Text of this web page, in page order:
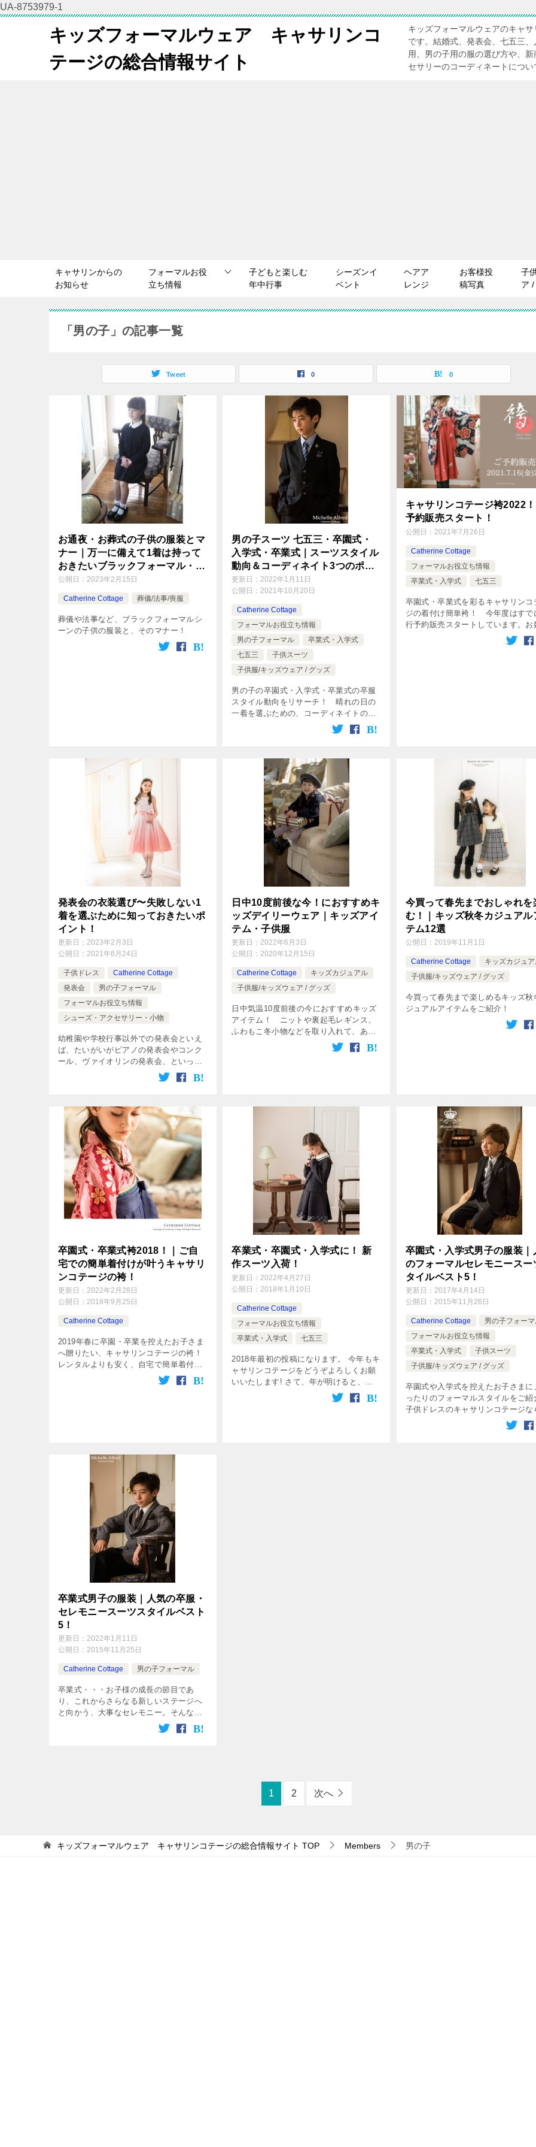
UA-8753979-1
キッズフォーマルウェア キャサリンコ
テージの総合情報サイト
キッズフォーマルウェアのキャ
です。結婚式、発表会、七五三
用、男の子用の服の選び方や、
セサリーのコーディネートにつ
キャサリンからの
お知らせ
フォーマルお役
立ち情報
子どもと楽しむ
年中行事
シーズンイ
ベント
ヘアア
レンジ
お客様投
稿写真
子
ア
「男の子」の記事一覧
Tweet 0 0
お通夜・お葬式の子供の服装とマ
ナー｜万一に備えて1着は持って
おきたいブラックフォーマル・喪
服！
公開日： 2023年2月15日
Catherine Cottage 葬儀/法事/喪服
葬儀や法事など、ブラックフォーマルシ
ーンの子供の服装と、そのマナー！
男の子スーツ 七五三・卒園式・
入学式・卒業式｜スーツスタイル
動向＆コーディネイト3つのポイ
ント
更新日：2022年1月11日
公開日：2021年10月20日
Catherine Cottage
フォーマルお役立ち情報
男の子フォーマル
卒業式・入学式
七五三
子供スーツ
子供服/キッズウェア / グッズ
男の子の卒園式・入学式・卒業式の卒服
スタイル動向をリサーチ！ 晴れの日の
一着を選ぶための、コーディネイトのポ
イントもお教えいたします。大切な一日
はぜひ理想を叶える完璧なコーディネイ
キャサリンコテージ袴2022！
予約販売スタート！
公開日： 2021年7月26日
Catherine Cottage
フォーマルお役立ち情報
卒業式・入学式
七五三
卒園式・卒業式を彩るキャサリンコ
ジの着付け簡単袴！ 今年度はすで
行予約販売スタートしています。お
の色柄を、先行販売割引でお得に確
発表会の衣装選び〜失敗しない1
着を選ぶために知っておきたいポ
イント！
更新日： 2023年2月3日
公開日： 2021年6月24日
子供ドレス
Catherine Cottage
発表会
男の子フォーマル
フォーマルお役立ち情報
シューズ・アクセサリー・小物
幼稚園や学校行事以外での発表会といえ
ば、たいがいがピアノの発表会やコンク
ール、ヴァイオリンの発表会、といった
ところでしょう。ここでは、演奏の発表
会においてステージ映えする、失敗しな
す。 […]
日中10度前後な今！におすすめキ
ッズデイリーウェア｜キッズアイ
テム・子供服
更新日：2022年6月3日
公開日：2020年12月15日
Catherine Cottage
キッズカジュアル
子供服/キッズウェア / グッズ
日中気温10度前後の今におすすめキッズ
アイテム！ ニットや裏起毛レギンス、
ふわもこ冬小物などを取り入れて、あた
たかさもかわいらしさも欲張って。
今買って春先までおしゃれを
む！｜キッズ秋冬カジュアル
テム12選
公開日： 2019年11月1日
Catherine Cottage
キッズカジュア
子供服/キッズウェア / グッズ
今買って春先まで楽しめるキッズ秋
ジュアルアイテムをご紹介！
卒園式・卒業式袴2018！｜ご自
宅での簡単着付けが叶うキャサリ
ンコテージの袴！
更新日： 2022年2月28日
公開日： 2018年9月25日
Catherine Cottage
2019年春に卒園・卒業を控えたお子さま
へ贈りたい、キャサリンコテージの袴！
レンタルよりも安く、自宅で簡単着付け
が叶う毎年大人気のキャサリンコテージ
の袴ですが、今年はさらなる改良を加え
卒業式・卒園式・入学式に！ 新
作スーツ入荷！
更新日：2022年4月27日
公開日：2018年1月10日
Catherine Cottage
フォーマルお役立ち情報
卒業式・入学式
七五三
2018年最初の投稿になります。 今年もキ
ャサリンコテージをどうぞよろしくお願
いいたします! さて、年が明けると、子
供たちが今の学年でいるのもあと50日ほ
どです。この春、新たな門出を迎えるお
卒園式・入学式男子の服装｜
のフォーマルセレモニースー
タイルベスト5！
更新日： 2017年4月14日
公開日： 2015年11月26日
Catherine Cottage
男の子フォーマ
フォーマルお役立ち情報
卒業式・入学式
子供スーツ
子供服/キッズウェア / グッズ
卒園式や入学式を控えたお子さまに
ったりのフォーマルスタイルをご紹
子供ドレスのキャサリンコテージな
お子さまのハレの日を彩るフォーマ
ーツもバラエティー豊かに取り揃え
卒業式男子の服装｜人気の卒服・
セレモニースーツスタイルベスト
5！
更新日： 2022年1月11日
公開日： 2015年11月25日
Catherine Cottage 男の子フォーマル
卒業式・・・お子様の成長の節目であ
り、これからさらなる新しいステージへ
と向かう、大事なセレモニー。そんな日
は、やっぱり特別なスーツを着せてあげ
たいですよね。子供ドレスのキャサリン
1 2 次へ
キッズフォーマルウェア キャサリンコテージの総合情報サイト TOP Members 男の子